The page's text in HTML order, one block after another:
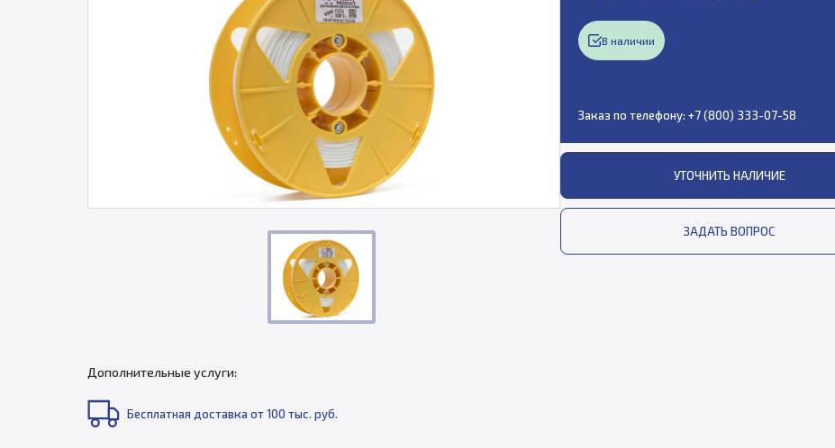
В наличии
Заказ по телефону: +7 (800) 333-07-58
УТОЧНИТЬ НАЛИЧИЕ
ЗАДАТЬ ВОПРОС
Дополнительные услуги:
Бесплатная доставка от 100 тыс. руб.